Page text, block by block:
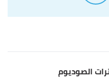
الصوديوم